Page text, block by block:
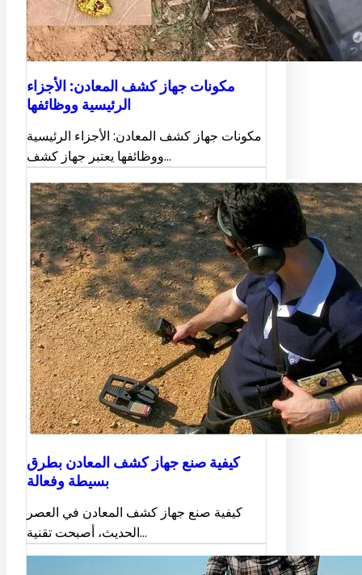
مكونات جهاز كشف المعادن: الأجزاء
الرئيسية ووظائفها
مكونات جهاز كشف المعادن: الأجزاء الرئيسية
ووظائفها يعتبر جهاز كشف…
كيفية صنع جهاز كشف المعادن بطرق
بسيطة وفعالة
كيفية صنع جهاز كشف المعادن في العصر
الحديث، أصبحت تقنية…